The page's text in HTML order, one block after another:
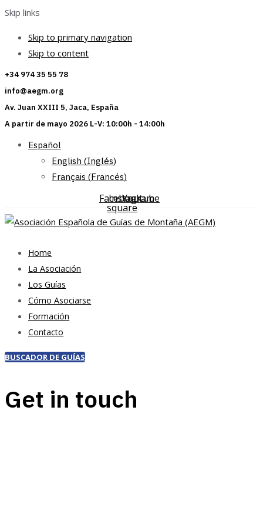
Skip links
Skip to primary navigation
Skip to content
+34 974 35 55 78
info@aegm.org
Av. Juan XXIII 5, Jaca, España
A partir de mayo 2026 L-V: 10:00h - 14:00h
Español
English (Inglés)
Français (Francés)
Facebook-
square
Instagram
Youtube
Home
La Asociación
Los Guías
Cómo Asociarse
Formación
Contacto
BUSCADOR DE GUÍAS
Get in touch